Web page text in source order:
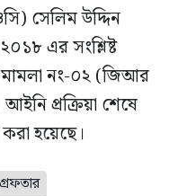
সেলিম উদ্দিন
এর সংশ্লিষ্ট
মামলা নং-০২ (জিআর
প্রক্রিয়া শেষে
হয়েছে।